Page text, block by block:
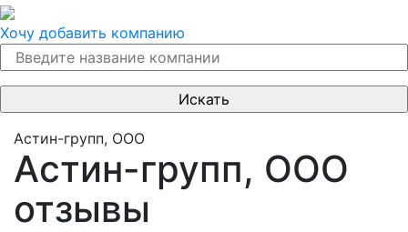
Хочу добавить компанию
Астин-групп, ООО
Астин-групп, ООО
отзывы